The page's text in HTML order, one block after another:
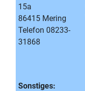
15a
86415 Mering
Telefon 08233-
31868
Sonstiges: